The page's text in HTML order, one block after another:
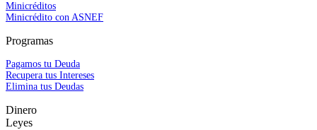
Minicréditos
Minicrédito con ASNEF
Programas
Pagamos tu Deuda
Recupera tus Intereses
Elimina tus Deudas
Dinero
Leyes